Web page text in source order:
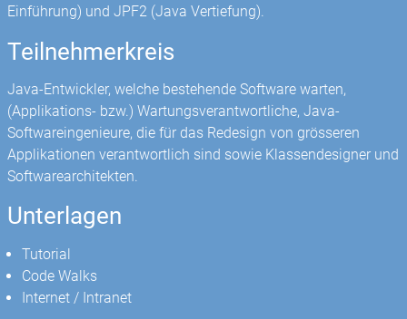
Einführung) und JPF2 (Java Vertiefung).
Teilnehmerkreis
Java-Entwickler, welche bestehende Software warten,
(Applikations- bzw.) Wartungsverantwortliche, Java-
Softwareingenieure, die für das Redesign von grösseren
Applikationen verantwortlich sind sowie Klassendesigner und
Softwarearchitekten.
Unterlagen
Tutorial
Code Walks
Internet / Intranet